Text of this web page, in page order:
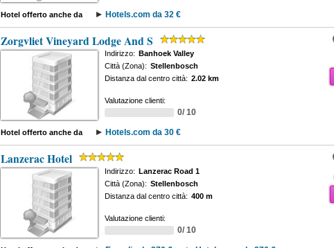
Hotel offerto anche da Hotels.com da 32 €
Zorgvliet Vineyard Lodge And S
Indirizzo: Banhoek Valley
Città (Zona): Stellenbosch
Distanza dal centro città: 2.02 km
Valutazione clienti:
0/ 10
Hotel offerto anche da Hotels.com da 30 €
Lanzerac Hotel
Indirizzo: Lanzerac Road 1
Città (Zona): Stellenbosch
Distanza dal centro città: 400 m
Valutazione clienti:
0/ 10